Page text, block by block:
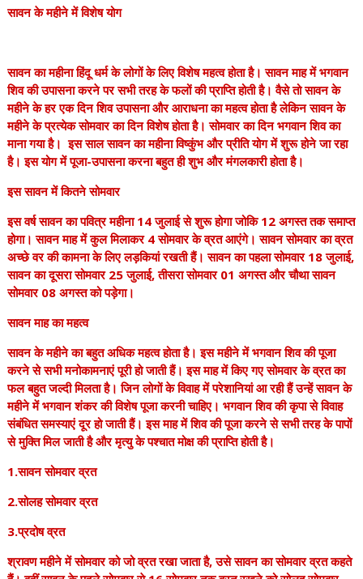
सावन के महीने में विशेष योग
सावन का महीना हिंदू धर्म के लोगों के लिए विशेष महत्व होता है। सावन माह में भगवान
शिव की उपासना करने पर सभी तरह के फलों की प्राप्ति होती है। वैसे तो सावन के
महीने के हर एक दिन शिव उपासना और आराधना का महत्व होता है लेकिन सावन के
महीने के प्रत्येक सोमवार का दिन विशेष होता है। सोमवार का दिन भगवान शिव का
माना गया है। इस साल सावन का महीना विष्कुंभ और प्रीति योग में शुरू होने जा रहा
है। इस योग में पूजा-उपासना करना बहुत ही शुभ और मंगलकारी होता है।
इस सावन में कितने सोमवार
इस वर्ष सावन का पवित्र महीना 14 जुलाई से शुरू होगा जोकि 12 अगस्त तक समाप्त
होगा। सावन माह में कुल मिलाकर 4 सोमवार के व्रत आएंगे। सावन सोमवार का व्रत
अच्छे वर की कामना के लिए लड़कियां रखती हैं। सावन का पहला सोमवार 18 जुलाई,
सावन का दूसरा सोमवार 25 जुलाई, तीसरा सोमवार 01 अगस्त और चौथा सावन
सोमवार 08 अगस्त को पड़ेगा।
सावन माह का महत्व
सावन के महीने का बहुत अधिक महत्व होता है। इस महीने में भगवान शिव की पूजा
करने से सभी मनोकामनाएं पूरी हो जाती हैं। इस माह में किए गए सोमवार के व्रत का
फल बहुत जल्दी मिलता है। जिन लोगों के विवाह में परेशानियां आ रही हैं उन्हें सावन के
महीने में भगवान शंकर की विशेष पूजा करनी चाहिए। भगवान शिव की कृपा से विवाह
संबंधित समस्याएं दूर हो जाती हैं। इस माह में शिव की पूजा करने से सभी तरह के पापों
से मुक्ति मिल जाती है और मृत्यु के पश्चात मोक्ष की प्राप्ति होती है।
1.सावन सोमवार व्रत
2.सोलह सोमवार व्रत
3.प्रदोष व्रत
श्रावण महीने में सोमवार को जो व्रत रखा जाता है, उसे सावन का सोमवार व्रत कहते